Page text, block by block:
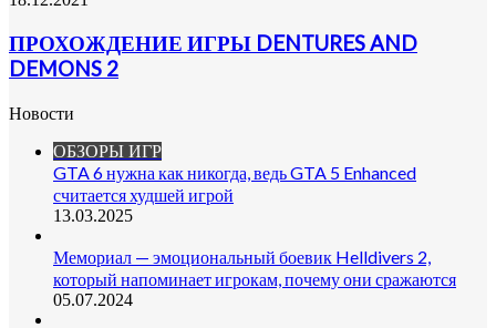
ПРОХОЖДЕНИЕ ИГРЫ DENTURES AND
DEMONS 2
Новости
ОБЗОРЫ ИГР
GTA 6 нужна как никогда, ведь GTA 5 Enhanced
считается худшей игрой
13.03.2025
Мемориал — эмоциональный боевик Helldivers 2,
который напоминает игрокам, почему они сражаются
05.07.2024